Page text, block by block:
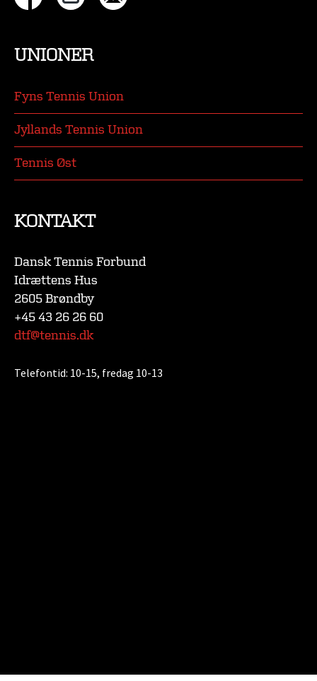
UNIONER
Fyns Tennis Union
Jyllands Tennis Union
Tennis Øst
KONTAKT
Dansk Tennis Forbund
Idrættens Hus
2605 Brøndby
+45 43 26 26 60
dtf@tennis.dk
Telefontid: 10-15, fredag 10-13